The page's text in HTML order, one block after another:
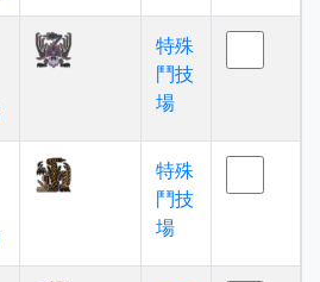
特殊
鬥技
場
特殊
鬥技
場